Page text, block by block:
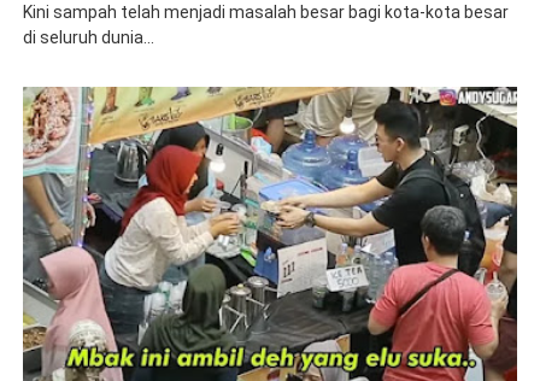
Kini sampah telah menjadi masalah besar bagi kota-kota besar
di seluruh dunia...